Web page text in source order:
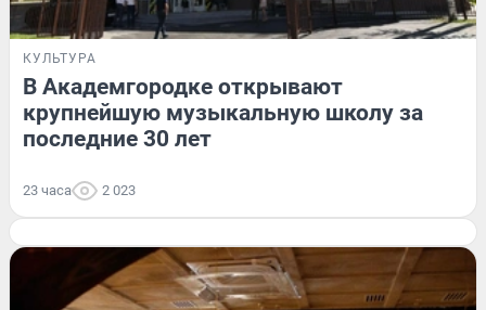
КУЛЬТУРА
В Академгородке открывают
крупнейшую музыкальную школу за
последние 30 лет
23 часа 2 023